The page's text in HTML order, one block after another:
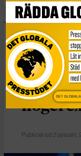
Essä
Vad
lära
Publicerad 2 januari,
DET